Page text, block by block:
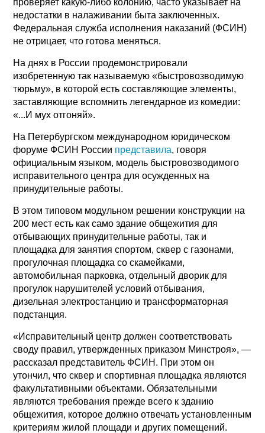
недостатки в налаживании быта заключенных.
Федеральная служба исполнения наказаний (ФСИН)
не отрицает, что готова меняться.
На днях в России продемонстрировали
изобретенную так называемую «быстровозводимую
тюрьму», в которой есть составляющие элементы,
заставляющие вспомнить легендарное из комедии:
«...И мух отгоняй».
На Петербургском международном юридическом
форуме ФСИН России представила, говоря
официальным языком, модель быстровозводимого
исправительного центра для осужденных на
принудительные работы.
В этом типовом модульном решении конструкции на
200 мест есть как само здание общежития для
отбывающих принудительные работы, так и
площадка для занятия спортом, сквер с газонами,
прогулочная площадка со скамейками,
автомобильная парковка, отдельный дворик для
прогулок нарушителей условий отбывания,
дизельная электростанцию и трансформаторная
подстанция.
«Исправительный центр должен соответствовать
своду правил, утвержденных приказом Минстроя», —
рассказал представитель ФСИН. При этом он
утончил, что сквер и спортивная площадка являются
факультативными объектами. Обязательными
являются требования прежде всего к зданию
общежития, которое должно отвечать установленным
критериям жилой площади и других помещений.